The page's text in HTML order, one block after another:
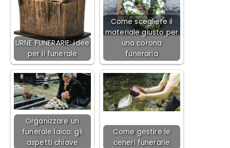
URNE FUNERARIE: idee
per il funerale
Come scegliere il
materiale giusto per
una corona
funeraria
Organizzare un
funerale laico: gli
aspetti chiave
Come gestire le
ceneri funerarie